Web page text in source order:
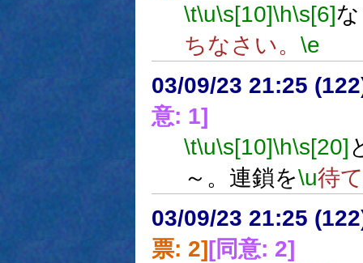
\t\u\s[10]\h\s[6]
ちなさい。 \e
03/09/23 21:25
意: 1]
\t\u\s[10]\h\s[20]
～。連鎖を\u待
03/09/23 21:25
票: 2] [同意: 2]